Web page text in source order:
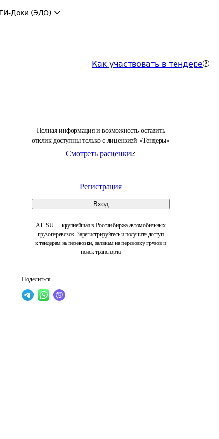
Доки (ЭДО)
Как участвовать в тендере
Полная информация и возможность оставить
отклик доступны только с лицензией «Тендеры»
Смотреть расценки
Регистрация
Вход
ATI.SU — крупнейшая в России биржа автомобильных
грузоперевозок. Зарегистрируйтесь и получите доступ
к тендерам на перевозки, заявкам на перевозку грузов и
поиск транспорта
Поделиться